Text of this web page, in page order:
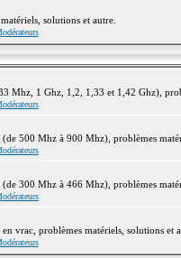
solutions et autre.
Mhz, 1 Ghz, 1,2, 1,33 et 1,42 Ghz),
500 Mhz à 900 Mhz), problèmes
300 Mhz à 466 Mhz), problèmes
vrac, problèmes matériels, solutions et